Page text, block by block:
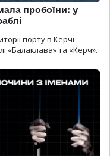
пробоїни: у
порту в Керчі
«Балаклава» та «Керч».